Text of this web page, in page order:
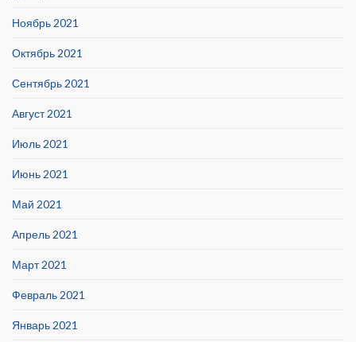
Ноябрь 2021
Октябрь 2021
Сентябрь 2021
Август 2021
Июль 2021
Июнь 2021
Май 2021
Апрель 2021
Март 2021
Февраль 2021
Январь 2021